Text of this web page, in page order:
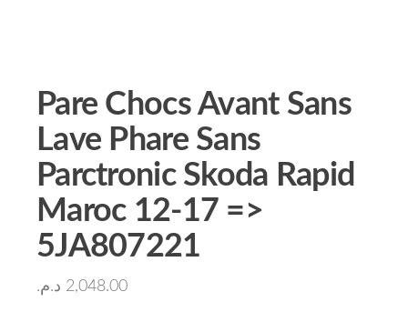
Pare Chocs Avant Sans
Lave Phare Sans
Parctronic Skoda Rapid
Maroc 12-17 =>
5JA807221
2,048.00 د.م.